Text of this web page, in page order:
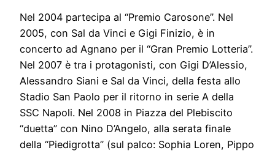
Nel 2004 partecipa al “Premio Carosone”. Nel
2005, con Sal da Vinci e Gigi Finizio, è in
concerto ad Agnano per il “Gran Premio Lotteria”.
Nel 2007 è tra i protagonisti, con Gigi D’Alessio,
Alessandro Siani e Sal da Vinci, della festa allo
Stadio San Paolo per il ritorno in serie A della
SSC Napoli. Nel 2008 in Piazza del Plebiscito
“duetta” con Nino D’Angelo, alla serata finale
della “Piedigrotta” (sul palco: Sophia Loren, Pippo